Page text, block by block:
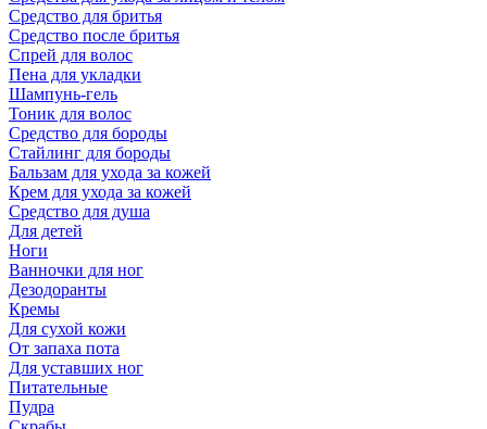
Средство для бритья
Средство после бритья
Спрей для волос
Пена для укладки
Шампунь-гель
Тоник для волос
Средство для бороды
Стайлинг для бороды
Бальзам для ухода за кожей
Крем для ухода за кожей
Средство для душа
Для детей
Ноги
Ванночки для ног
Дезодоранты
Кремы
Для сухой кожи
От запаха пота
Для уставших ног
Питательные
Пудра